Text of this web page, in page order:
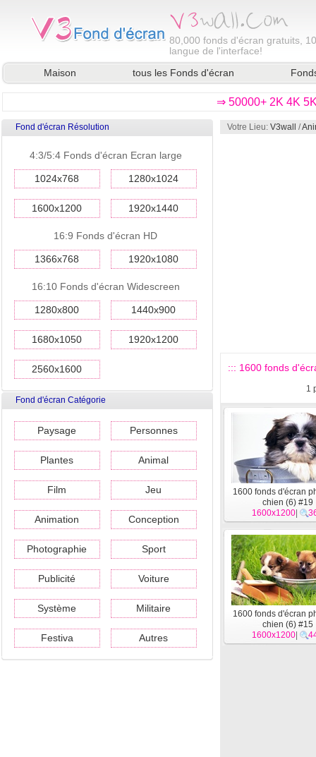
80,000 fonds d'écran gratuits,
langue de l'interface!
Maison
tous les Fonds d'écran
⇒ 50000+ 2K 4K
Fond d'écran Résolution
4:3/5:4 Fonds d'écran Ecran large
1024x768 1280x1024
1600x1200 1920x1440
16:9 Fonds d'écran HD
1366x768 1920x1080
16:10 Fonds d'écran Widescreen
1280x800 1440x900
1680x1050 1920x1200
2560x1600
Fond d'écran Catégorie
Paysage Personnes
Plantes Animal
Film Jeu
Animation Conception
Photographie Sport
Publicité Voiture
Système Militaire
Festiva Autres
Votre Lieu: V3wall /
::: 1600 fonds
1
1600 fonds d'écran
chien (6) #19
1600x1200
1600 fonds d'écran
chien (6) #15
1600x1200